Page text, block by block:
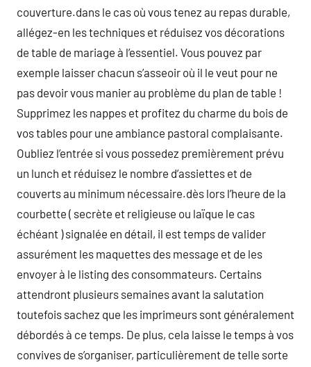
couverture.dans le cas où vous tenez au repas durable,
allégez-en les techniques et réduisez vos décorations
de table de mariage à l’essentiel. Vous pouvez par
exemple laisser chacun s’asseoir où il le veut pour ne
pas devoir vous manier au problème du plan de table !
Supprimez les nappes et profitez du charme du bois de
vos tables pour une ambiance pastoral complaisante.
Oubliez l’entrée si vous possedez premièrement prévu
un lunch et réduisez le nombre d’assiettes et de
couverts au minimum nécessaire.dès lors l’heure de la
courbette ( secrète et religieuse ou laïque le cas
échéant ) signalée en détail, il est temps de valider
assurément les maquettes des message et de les
envoyer à le listing des consommateurs. Certains
attendront plusieurs semaines avant la salutation
toutefois sachez que les imprimeurs sont généralement
débordés à ce temps. De plus, cela laisse le temps à vos
convives de s’organiser, particulièrement de telle sorte